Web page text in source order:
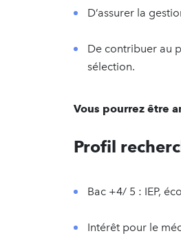
D’assurer la
De contribuer au
sélection.
Vous pourrez être
Profil
Bac +4/ 5 : IEP,
Intérêt pour le